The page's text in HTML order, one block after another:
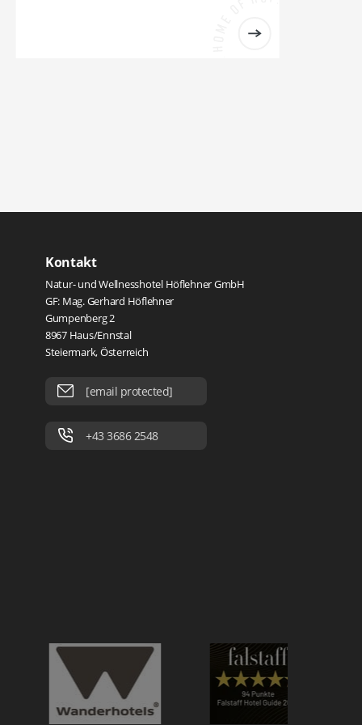
Kontakt
Natur- und Wellnesshotel Höflehner GmbH
GF: Mag. Gerhard Höflehner
Gumpenberg 2
8967 Haus/Ennstal
Steiermark, Österreich
[email protected]
+43 3686 2548